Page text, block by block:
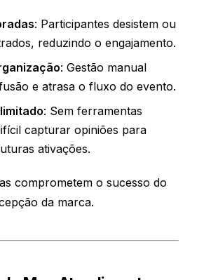
: Participantes desistem ou
reduzindo o engajamento.
: Gestão manual
e atrasa o fluxo do evento.
: Sem ferramentas
capturar opiniões para
ativações.
comprometem o sucesso do
da marca.